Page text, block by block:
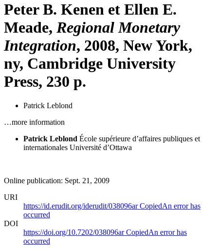
Peter B. Kenen et Ellen E.
Meade, Regional Monetary
Integration, 2008, New York,
ny, Cambridge University
Press, 230 p.
Patrick Leblond
…more information
Patrick Leblond École supérieure d’affaires publiques et
internationales Université d’Ottawa
Online publication: Sept. 21, 2009
URI
https://id.erudit.org/iderudit/038096arCopiedAn error has
occurred
DOI
https://doi.org/10.7202/038096arCopiedAn error has
occurred